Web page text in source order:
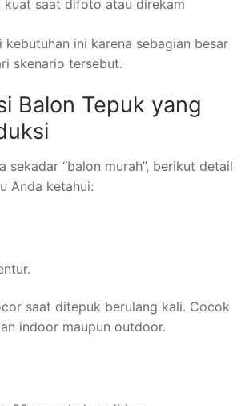
kuat saat difoto atau direkam
kebutuhan ini karena sebagian besar
skenario tersebut.
Balon Tepuk yang
sekadar “balon murah”, berikut detail
Anda ketahui:
saat ditepuk berulang kali. Cocok
indoor maupun outdoor.